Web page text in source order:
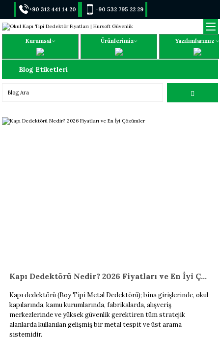
+90 312 441 14 20 +90 532 795 22 29
Kurumsal Ürünlerimiz Yazılımlarımız
Blog Etiketleri
Kapı Dedektörü Nedir? 2026 Fiyatları ve En İyi Çözümler
Kapı dedektörü (Boy Tipi Metal Dedektörü); bina girişlerinde, okul
kapılarında, kamu kurumlarında, fabrikalarda, alışveriş
merkezlerinde ve yüksek güvenlik gerektiren tüm stratejik
alanlarda kullanılan gelişmiş bir metal tespit ve üst arama
sistemidir.